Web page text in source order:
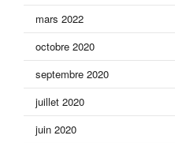
mars 2022
octobre 2020
septembre 2020
juillet 2020
juin 2020